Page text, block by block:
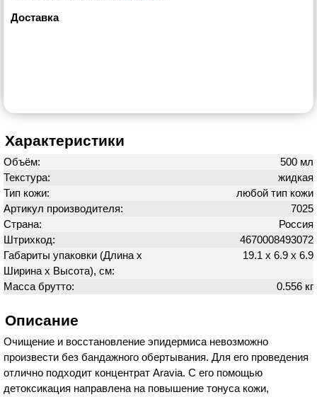
Доставка
Характеристики
Объём:
500 мл
Текстура:
жидкая
Тип кожи:
любой тип кожи
Артикул производителя:
7025
Страна:
Россия
Штрихкод:
4670008493072
Габариты упаковки (Длина х
Ширина х Высота), см:
19.1 х 6.9 х 6.9
Масса брутто: 0.556 кг
Описание
Очищение и восстановление эпидермиса невозможно
произвести без бандажного обертывания. Для его проведения
отлично подходит концентрат Aravia. С его помощью
детоксикация направлена на повышение тонуса кожи,